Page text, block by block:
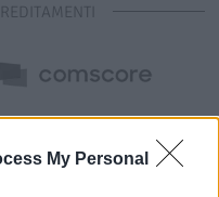
My Personal